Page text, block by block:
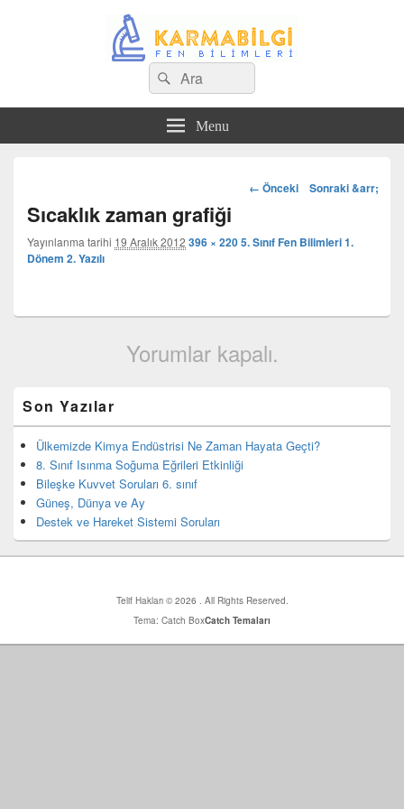
Search
for:
Ara
Menu
Görsel
← Önceki Sonraki &arr;
Sıcaklık zaman grafiği
Yayınlanma tarihi 19 Aralık 2012 396 × 2205. Sınıf Fen Bilimleri 1.
Dönem 2. Yazılı
Yorumlar kapalı.
yan
bar
eklenti
bölgesi
Son Yazılar
Ülkemizde Kimya Endüstrisi Ne Zaman Hayata Geçti?
8. Sınıf Isınma Soğuma Eğrileri Etkinliği
Bileşke Kuvvet Soruları 6. sınıf
Güneş, Dünya ve Ay
Destek ve Hareket Sistemi Soruları
Telif Hakları © 2026 . All Rights Reserved.
Tema: Catch BoxCatch Temaları